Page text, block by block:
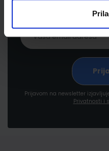
Prijavom na newsletter
Privatnosti i